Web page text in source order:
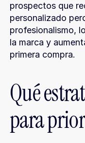
prospectos que
personalizado
profesionalismo,
la marca y
primera compra.
Qué
para